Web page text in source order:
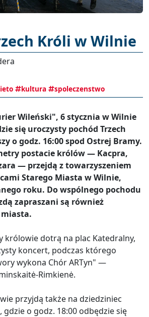
Króli w Wilnie
kultura spoleczenstwo
Wileński", 6 stycznia w Wilnie
się uroczysty pochód Trzech
o godz. 16:00 spod Ostrej Bramy.
postacie królów — Kacpra,
— przejdą z towarzyszeniem
Starego Miasta w Wilnie,
roku. Do wspólnego pochodu
zapraszani są również
królowie dotrą na plac Katedralny,
koncert, podczas którego
wykona Chór ARTyn" —
Rimkienė.
przyjdą także na dziedziniec
gdzie o godz. 18:00 odbędzie się